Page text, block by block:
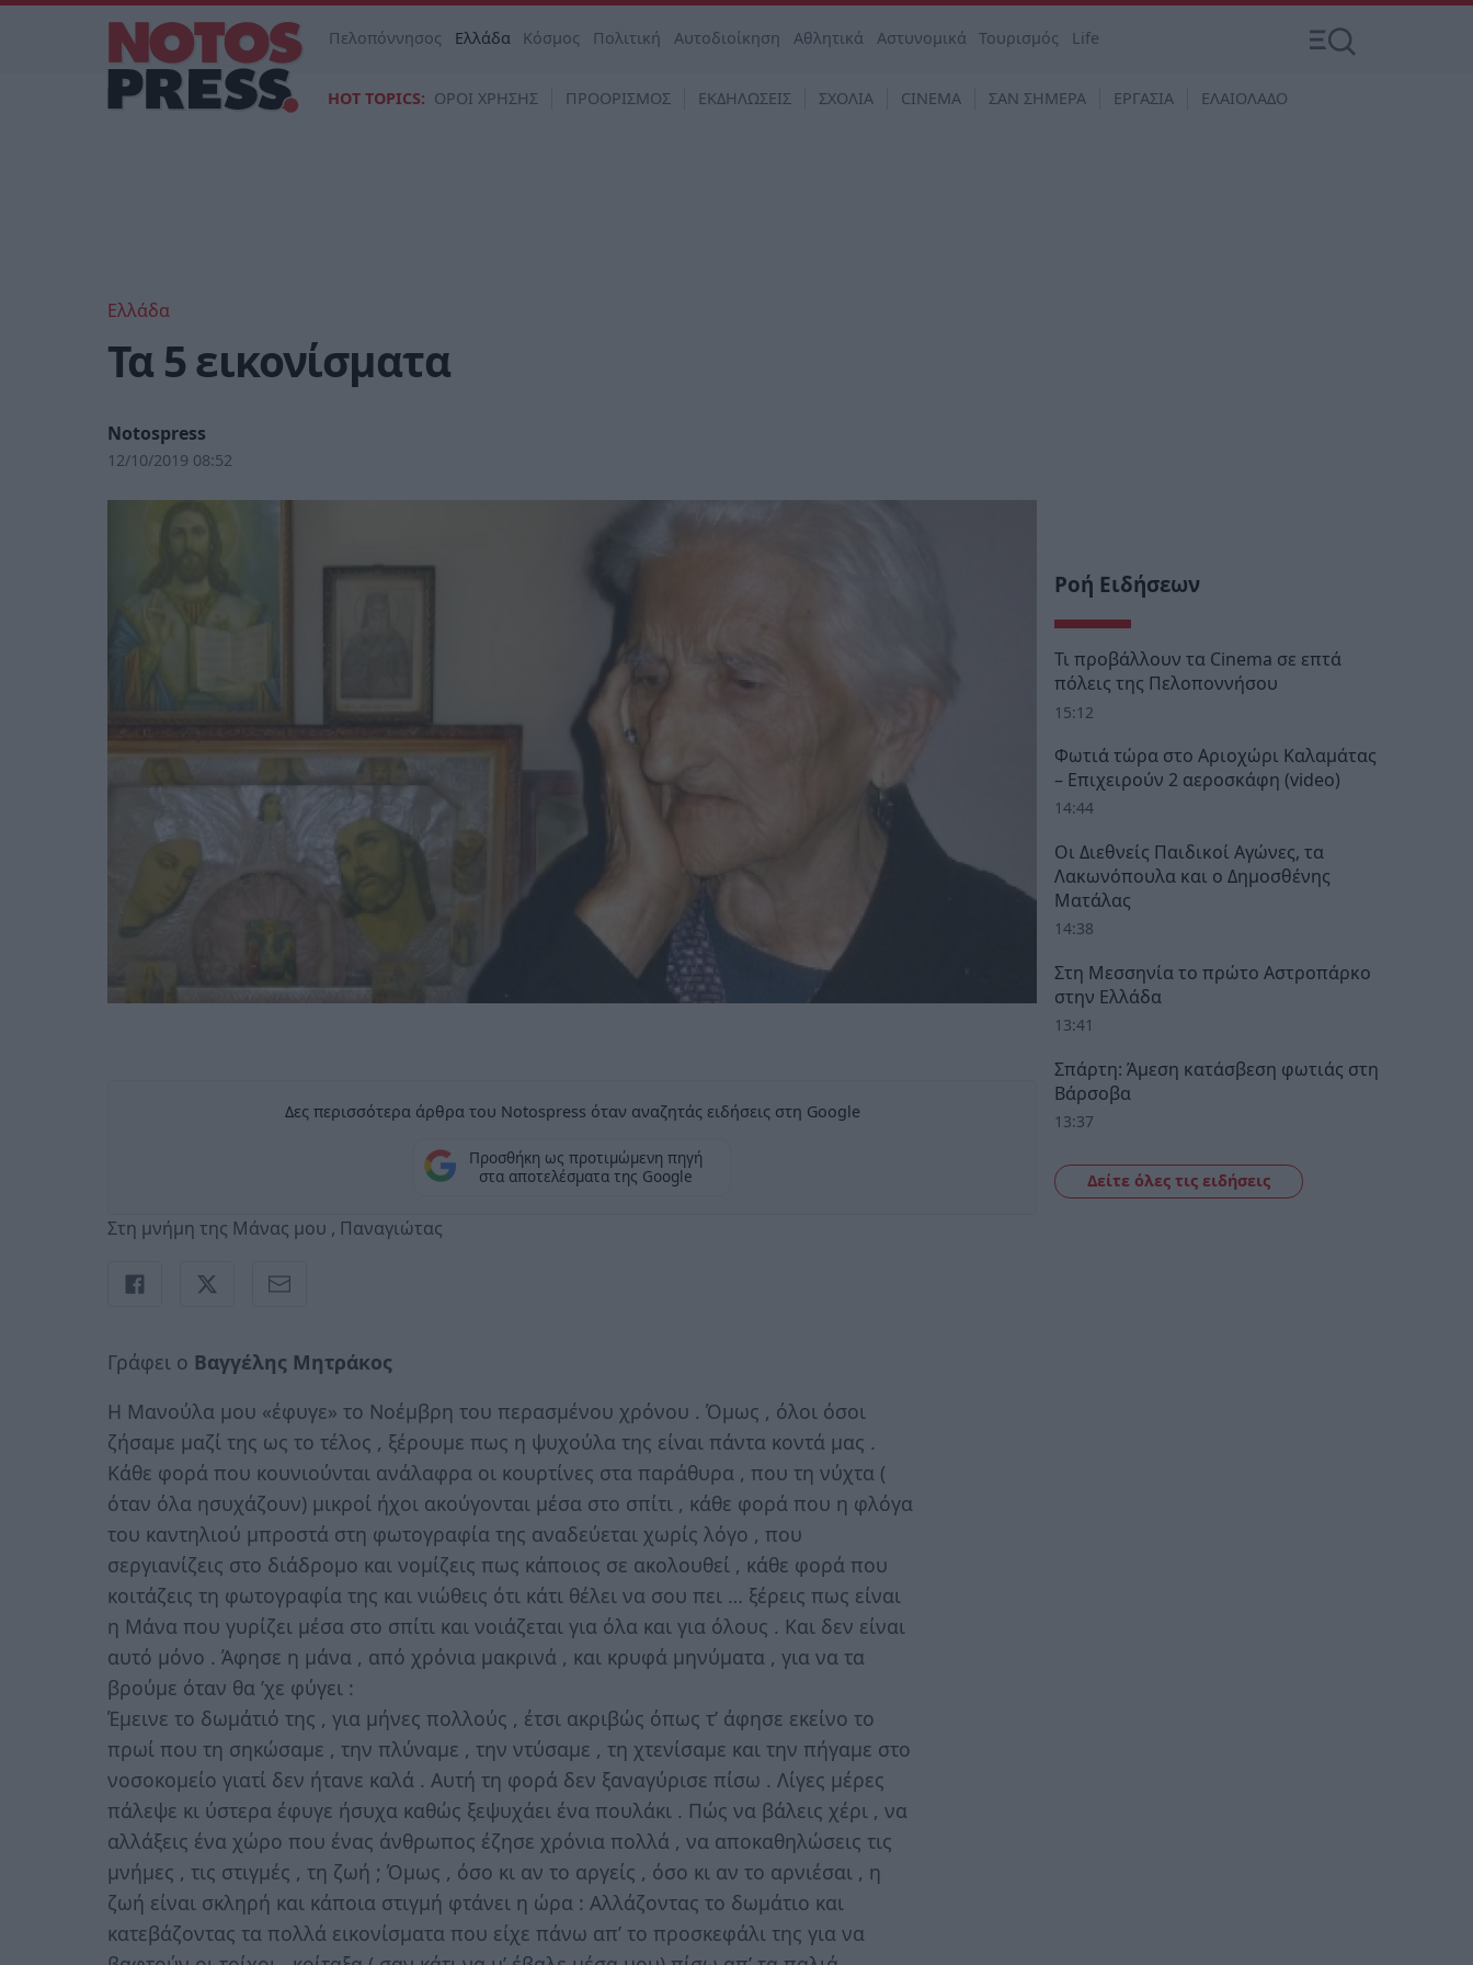
Πελοπόννησος Ελλάδα Κόσμος Πολιτική Αυτοδιοίκηση Αθλητικά Αστυνομικά Τουρισμός Life
HOT TOPICS: ΟΡΟΙ ΧΡΗΣΗΣ ΠΡΟΟΡΙΣΜΟΣ ΕΚΔΗΛΩΣΕΙΣ ΣΧΟΛΙΑ CINEMA ΣΑΝ ΣΗΜΕΡΑ ΕΡΓΑΣΙΑ ΕΛΑΙΟΛΑΔΟ
Ελλάδα
Τα 5 εικονίσματα
Notospress
12/10/2019 08:52
Δες περισσότερα άρθρα του Notospress όταν αναζητάς ειδήσεις στη Google
Προσθήκη ως προτιμώμενη πηγή
στα αποτελέσματα της Google
Στη μνήμη της Μάνας μου , Παναγιώτας
Γράφει ο Βαγγέλης Μητράκος
Η Μανούλα μου «έφυγε» το Νοέμβρη του περασμένου χρόνου . Όμως , όλοι όσοι
ζήσαμε μαζί της ως το τέλος , ξέρουμε πως η ψυχούλα της είναι πάντα κοντά μας .
Κάθε φορά που κουνιούνται ανάλαφρα οι κουρτίνες στα παράθυρα , που τη νύχτα (
όταν όλα ησυχάζουν) μικροί ήχοι ακούγονται μέσα στο σπίτι , κάθε φορά που η φλόγα
του καντηλιού μπροστά στη φωτογραφία της αναδεύεται χωρίς λόγο , που
σεργιανίζεις στο διάδρομο και νομίζεις πως κάποιος σε ακολουθεί , κάθε φορά που
κοιτάζεις τη φωτογραφία της και νιώθεις ότι κάτι θέλει να σου πει … ξέρεις πως είναι
η Μάνα που γυρίζει μέσα στο σπίτι και νοιάζεται για όλα και για όλους . Και δεν είναι
αυτό μόνο . Άφησε η μάνα , από χρόνια μακρινά , και κρυφά μηνύματα , για να τα
βρούμε όταν θα ’χε φύγει :
Έμεινε το δωμάτιό της , για μήνες πολλούς , έτσι ακριβώς όπως τ’ άφησε εκείνο το
πρωί που τη σηκώσαμε , την πλύναμε , την ντύσαμε , τη χτενίσαμε και την πήγαμε στο
νοσοκομείο γιατί δεν ήτανε καλά . Αυτή τη φορά δεν ξαναγύρισε πίσω . Λίγες μέρες
πάλεψε κι ύστερα έφυγε ήσυχα καθώς ξεψυχάει ένα πουλάκι . Πώς να βάλεις χέρι , να
αλλάξεις ένα χώρο που ένας άνθρωπος έζησε χρόνια πολλά , να αποκαθηλώσεις τις
μνήμες , τις στιγμές , τη ζωή ; Όμως , όσο κι αν το αργείς , όσο κι αν το αρνιέσαι , η
ζωή είναι σκληρή και κάποια στιγμή φτάνει η ώρα : Αλλάζοντας το δωμάτιο και
κατεβάζοντας τα πολλά εικονίσματα που είχε πάνω απ’ το προσκεφάλι της για να
Ροή Ειδήσεων
Τι προβάλλουν τα Cinema σε επτά
πόλεις της Πελοποννήσου
15:12
Φωτιά τώρα στο Αριοχώρι Καλαμάτας
– Επιχειρούν 2 αεροσκάφη (video)
14:44
Οι Διεθνείς Παιδικοί Αγώνες, τα
Λακωνόπουλα και ο Δημοσθένης
Ματάλας
14:38
Στη Μεσσηνία το πρώτο Αστροπάρκο
στην Ελλάδα
13:41
Σπάρτη: Άμεση κατάσβεση φωτιάς στη
Βάρσοβα
13:37
Δείτε όλες τις ειδήσεις